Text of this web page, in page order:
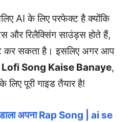
AI के लिए परफेक्ट है क्योंकि
और रिलैक्सिंग साउंड्स होते हैं,
कर सकता है। इसलिए अगर आप
Lofi Song Kaise Banaye,
पूरी गाइड तैयार है!
अपना Rap Song | ai se